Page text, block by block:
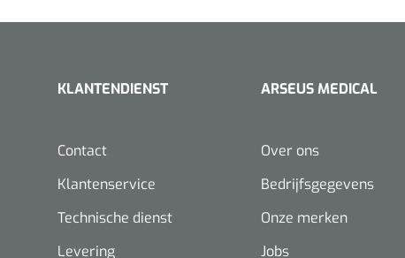
KLANTENDIENST
Contact
Klantenservice
Technische dienst
Levering
ARSEUS MEDICAL
Over ons
Bedrijfsgegevens
Onze merken
Jobs